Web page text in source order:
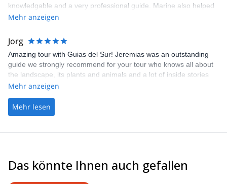
knowledgable and a very professional guide. Marine also helped
us with renting clothes that we needed and went the extra mile to
recommend this trek as well as Marine and Seba. Booking and
paying through explore-share was also very easy and efficient.
Thank you to all!
Mehr anzeigen
Jorg
Amazing tour with Guias del Sur! Jeremias was an outstanding
guide we strongly recommend for your tour who knows all about
the landscape, its plants and animals and a lot of inside stories
and all climbing routes and trekking tours in the area!
Mehr anzeigen
Mehr lesen
Das könnte Ihnen auch gefallen4.6